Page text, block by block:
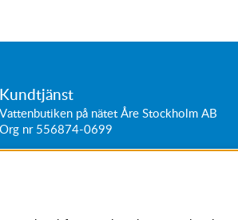
Kundtjänst
Vattenbutiken på nätet Åre Stockholm AB
Org nr 556874-0699